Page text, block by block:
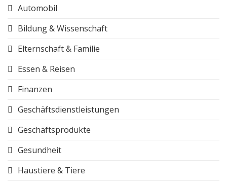
Automobil
Bildung & Wissenschaft
Elternschaft & Familie
Essen & Reisen
Finanzen
Geschäftsdienstleistungen
Geschäftsprodukte
Gesundheit
Haustiere & Tiere